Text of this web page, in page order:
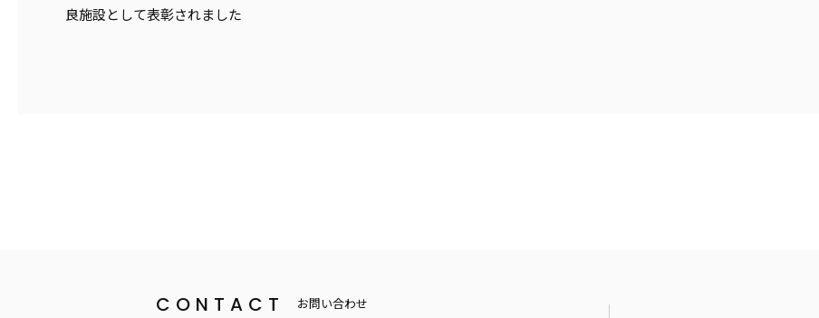
良施設として表彰されました
CONTACT お問い合わせ